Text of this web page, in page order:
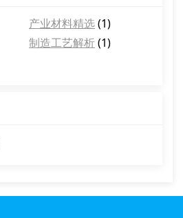
产业材料精选(1)
制造工艺解析(1)